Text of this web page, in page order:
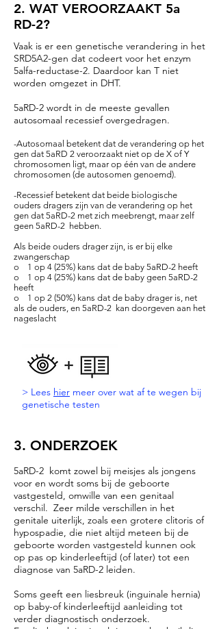
2. WAT VEROORZAAKT 5a
RD-2?
Vaak is er een genetische verandering in het
SRD5A2-gen dat codeert voor het enzym
5alfa-reductase-2. Daardoor kan T niet
worden omgezet in DHT.
5aRD-2 wordt in de meeste gevallen
autosomaal recessief overgedragen.
-Autosomaal betekent dat de verandering op het
gen dat 5aRD 2 veroorzaakt niet op de X of Y
chromosomen ligt, maar op één van de andere
chromosomen (de autosomen genoemd).
-Recessief betekent dat beide biologische
ouders dragers zijn van de verandering op het
gen dat 5aRD-2 met zich meebrengt, maar zelf
geen 5aRD-2 hebben.
Als beide ouders drager zijn, is er bij elke
zwangerschap
o 1 op 4 (25%) kans dat de baby 5aRD-2 heeft
o 1 op 4 (25%) kans dat de baby geen 5aRD-2
heeft
o 1 op 2 (50%) kans dat de baby drager is, net
als de ouders, en 5aRD-2 kan doorgeven aan het
nageslacht
> Lees hier meer over wat af te wegen bij
genetische testen
3. ONDERZOEK
5aRD-2 komt zowel bij meisjes als jongens
voor en wordt soms bij de geboorte
vastgesteld, omwille van een genitaal
verschil. Zeer milde verschillen in het
genitale uiterlijk, zoals een grotere clitoris of
hypospadie, die niet altijd meteen bij de
geboorte worden vastgesteld kunnen ook
op pas op kinderleeftijd (of later) tot een
diagnose van 5aRD-2 leiden.
Soms geeft een liesbreuk (inguinale hernia)
op baby-of kinderleeftijd aanleiding tot
verder diagnostisch onderzoek.